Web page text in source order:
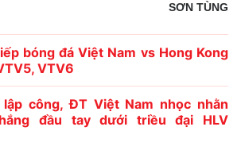
SƠN TÙNG
bóng đá Việt Nam vs Hong Kong
VTV6
lập công, ĐT Việt Nam nhọc nhằn
đầu tay dưới triều đại HLV